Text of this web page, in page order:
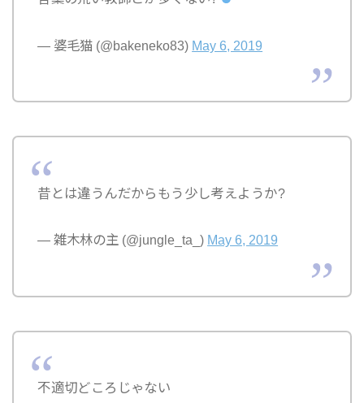
— 婆毛猫 (@bakeneko83) May 6, 2019
昔とは違うんだからもう少し考えようか?
— 雑木林の主 (@jungle_ta_) May 6, 2019
不適切どころじゃない